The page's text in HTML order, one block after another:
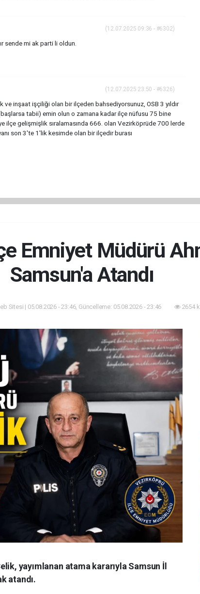
(12.07.2025 09:36 - #6302)
sende mi ak parti li oldun.
(12.07.2025 23:50 - #6326)
ve inşaat işçiliği olan bir ilçeden bahsediyorsunuz, OSB 3 yıldır
tabii) emin olun o zamana kadar ilçe nüfusu 75 bine
ilçe gelişmişlik sıralamasında 666. olan Vezirköprüde 700 lerde
son 3'te 1'lik kesimde olan bir ilçedir burası
Emniyet Müdürü
Samsun'a Atandı
Sitesi | 05.08.2026 - 23:46, Güncelleme: 05.08.2026 - 23:46 2654
yayımlanan atama kararıyla Samsun İl
atandı.